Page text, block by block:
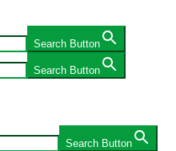
Search Button
Search Button
Search Button